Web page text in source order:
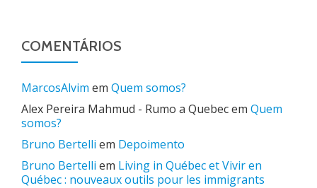
COMENTÁRIOS
MarcosAlvim em Quem somos?
Alex Pereira Mahmud - Rumo a Quebecem Quem
somos?
Bruno Bertelli em Depoimento
Bruno Bertelli em Living in Québec et Vivir en
Québec : nouveaux outils pour les immigrants